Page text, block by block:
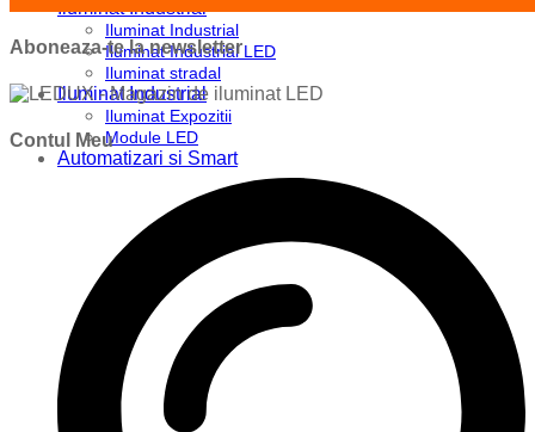
Iluminat Industrial
Iluminat Industrial
Iluminat Industrial LED
Iluminat stradal
Iluminat Industrial
Iluminat Expozitii
Module LED
Automatizari si Smart
Aboneaza-te la newsletter
Contul Meu